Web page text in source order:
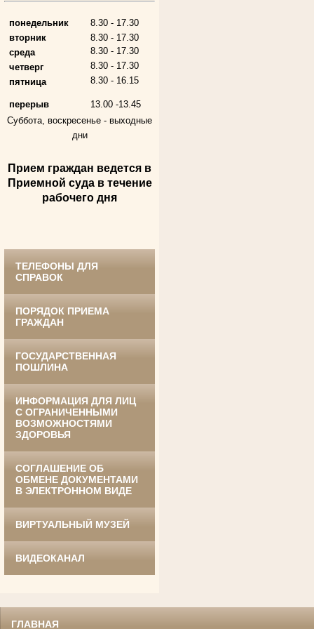
Председатель Губкинского городского
в период с 1954 по 1982 гг.
Андрющенкова Тамара Ивановна
Труженица тыла в годы
Великой Отечественной войны
Судья Белгородского областного суда
в период с 1959 по 1974 гг.
Ануприенко Иван Васильевич
Участник Великой Отечественной войны
суда
Винник Евдокия Трофимовна
Труженица тыла в годы
Экспедитор Белгородского областного
в период с 1968 по 1981 гг.
понедельник
8.30 - 17.30
вторник
8.30 - 17.30
среда
8.30 - 17.30
четверг
8.30 - 17.30
пятница
8.30 - 16.15
перерыв
13.00 -13.45
Суббота, воскресенье - выходные
дни
Прием граждан ведется в
Приемной суда в течение
рабочего дня
ТЕЛЕФОНЫ ДЛЯ
СПРАВОК
ПОРЯДОК ПРИЕМА
ГРАЖДАН
ГОСУДАРСТВЕННАЯ
ПОШЛИНА
ИНФОРМАЦИЯ ДЛЯ ЛИЦ
С ОГРАНИЧЕННЫМИ
ВОЗМОЖНОСТЯМИ
ЗДОРОВЬЯ
СОГЛАШЕНИЕ ОБ
ОБМЕНЕ ДОКУМЕНТАМИ
В ЭЛЕКТРОННОМ ВИДЕ
ВИРТУАЛЬНЫЙ МУЗЕЙ
ВИДЕОКАНАЛ
ГЛАВНАЯ